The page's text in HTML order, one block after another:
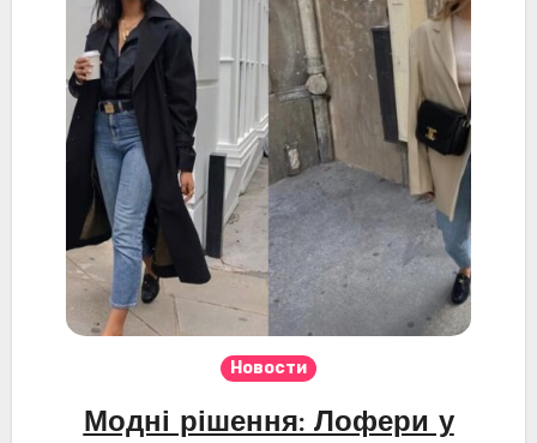
Новости
Модні рішення: Лофери у